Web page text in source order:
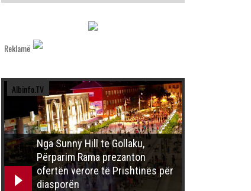
Reklamë
Albinfo.TV
Nga Sunny Hill te Gollaku,
Përparim Rama prezanton
ofertën verore të Prishtinës për
diasporën